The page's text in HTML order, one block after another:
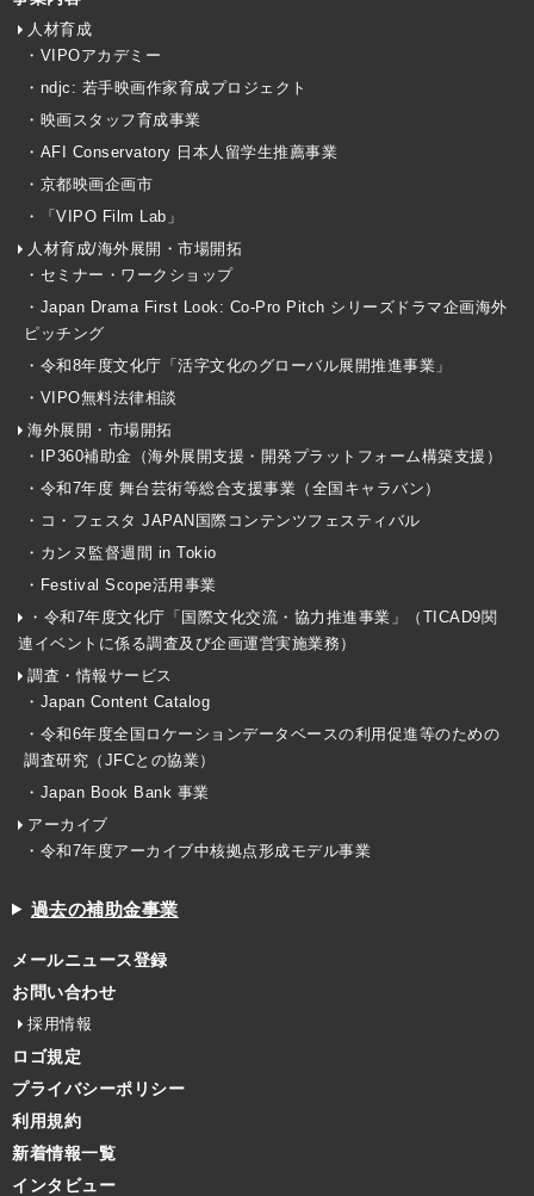
人材育成
・VIPOアカデミー
・ndjc: 若手映画作家育成プロジェクト
・映画スタッフ育成事業
・AFI Conservatory 日本人留学生推薦事業
・京都映画企画市
・「VIPO Film Lab」
人材育成/海外展開・市場開拓
・セミナー・ワークショップ
・Japan Drama First Look: Co-Pro Pitch シリーズドラマ企画海外
ピッチング
・令和8年度文化庁「活字文化のグローバル展開推進事業」
・VIPO無料法律相談
海外展開・市場開拓
・IP360補助金（海外展開支援・開発プラットフォーム構築支援）
・令和7年度 舞台芸術等総合支援事業（全国キャラバン）
・コ・フェスタ JAPAN国際コンテンツフェスティバル
・カンヌ監督週間 in Tokio
・Festival Scope活用事業
・令和7年度文化庁「国際文化交流・協力推進事業」（TICAD9関
連イベントに係る調査及び企画運営実施業務）
調査・情報サービス
・Japan Content Catalog
・令和6年度全国ロケーションデータベースの利用促進等のための
調査研究（JFCとの協業）
・Japan Book Bank 事業
アーカイブ
・令和7年度アーカイブ中核拠点形成モデル事業
過去の補助金事業
メールニュース登録
お問い合わせ
採用情報
ロゴ規定
プライバシーポリシー
利用規約
新着情報一覧
インタビュー